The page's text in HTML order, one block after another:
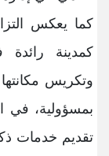
كما يعكس
كمدينة رائدة
وتكريس
بمسؤولية، في
تقديم خدمات